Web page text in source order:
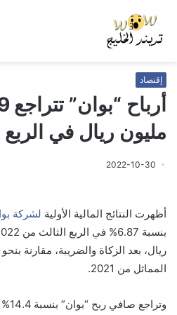
إقتصاد
مليون ريال في الربع
2022-10-30
أظهرت النتائج المالية الأولية لشركة
المماثل من 2021.